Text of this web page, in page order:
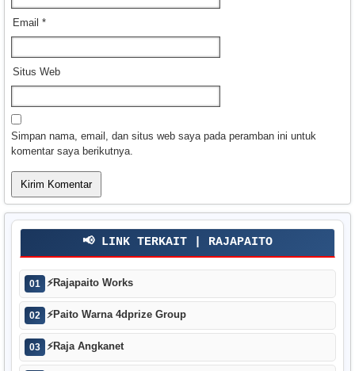
Email *
Situs Web
Simpan nama, email, dan situs web saya pada peramban ini untuk
komentar saya berikutnya.
📢 LINK TERKAIT | RAJAPAITO
01 ⚡Rajapaito Works
02 ⚡Paito Warna 4dprize Group
03 ⚡Raja Angkanet